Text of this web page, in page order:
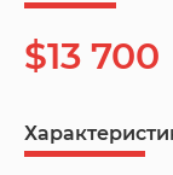
$13 700